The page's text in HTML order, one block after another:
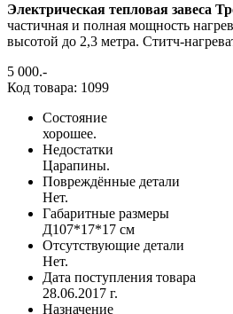
Электрическая тепловая завеса
частичная и полная мощность
высотой до 2,3 метра. Ститч-
5 000.-
Код товара: 1099
Состояние
хорошее.
Недостатки
Царапины.
Повреждённые детали
Нет.
Габаритные размеры
Д107*17*17 см
Отсутствующие детали
Нет.
Дата поступления товара
28.06.2017 г.
Назначение